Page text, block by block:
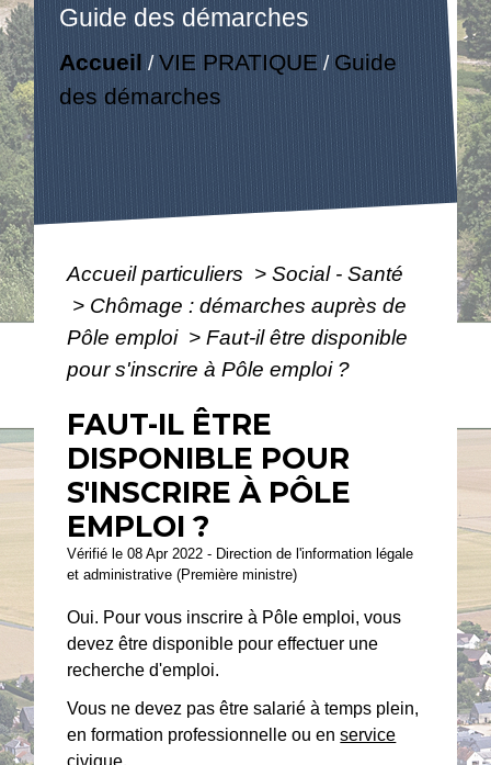
Guide des démarches
Accueil /VIE PRATIQUE / Guide
des démarches
Accueil particuliers > Social - Santé
> Chômage : démarches auprès de
Pôle emploi > Faut-il être disponible
pour s'inscrire à Pôle emploi ?
FAUT-IL ÊTRE
DISPONIBLE POUR
S'INSCRIRE À PÔLE
EMPLOI ?
Vérifié le 08 Apr 2022 - Direction de l'information légale
et administrative (Première ministre)
Oui. Pour vous inscrire à Pôle emploi, vous
devez être disponible pour effectuer une
recherche d'emploi.
Vous ne devez pas être salarié à temps plein,
en formation professionnelle ou enservice
civique.